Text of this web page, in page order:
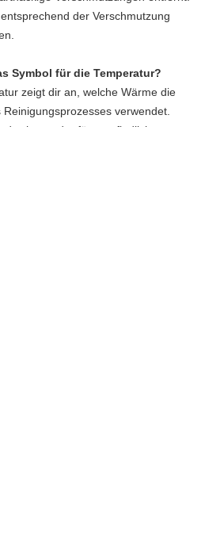
der Verschmutzung
Symbol für die Temperatur?
zeigt dir an, welche Wärme die
verwendet.
schonender für empfindliches